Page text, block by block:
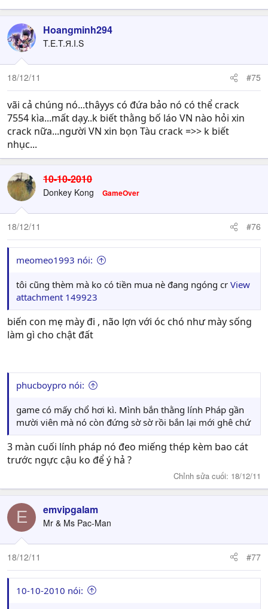
Hoangminh294
T.E.T.Я.I.S
18/12/11 #75
vãi cả chúng nó...thâyys có đứa bảo nó có thể crack
7554 kìa...mất dạy..k biết thằng bố láo VN nào hỏi xin
crack nữa...người VN xin bọn Tàu crack =>> k biết
nhục...
10-10-2010
Donkey Kong GameOver
18/12/11 #76
meomeo1993 nói:
tôi cũng thèm mà ko có tiền mua nè đang ngóng cr View
attachment 149923
biến con mẹ mày đi , não lợn với óc chó như mày sống
làm gì cho chật đất
phucboypro nói:
game có mấy chổ hơi kì. Mình bắn thằng lính Pháp gần
mười viên mà nó còn đứng sờ sờ rồi bắn lại mới ghê chứ
3 màn cuối lính pháp nó đeo miếng thép kèm bao cát
trước ngực cậu ko để ý hả ?
Chỉnh sửa cuối: 18/12/11
E emvipgalam
Mr & Ms Pac-Man
18/12/11 #77
10-10-2010 nói: